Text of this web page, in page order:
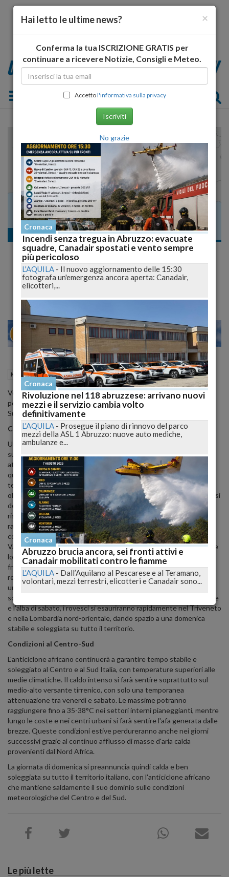
Toggle navigation
Meteo
Meteo Weekend: Venerdì tornano piogge e
temporali al Nord, anticiclone dominante al
Centro-Sud
MILANO 20 26
Meteo Roma (RM) 11 Luglio 2024 16:09
Venerdì 12 luglio, il Nord Italia si prepara a un marcato
peggioramento delle condizioni meteorologiche mentre il Centro-
Sud rimane sotto il dominio dell'anticiclone africano.
Condizioni al Nord Italia
Un significativo indebolimento del promontorio subtropicale
sull'area alpina sarà provocato dalla coda di una perturbazione
atlantica. Ciò favorirà l'arrivo di correnti umide e instabili dai
quadranti sudoccidentali, alimentando lo sviluppo di rovesci e
temporali soprattutto sulle alte pianure di Piemonte e Lombardia,
oltre che su Valle d'Aosta, Trentino-Alto Adige e i settori montuosi
del Veneto e del Friuli-Venezia Giulia. Le precipitazioni potrebbero
risultare intense, con accumuli pluviometrici che potrebbero
raggiungere tra i 50 e i 100 mm in 24 ore su alcune zone montane
come VCO, Alpi Pennine, Lepontine, Retiche, Valtellina,
Valchiavenna e Dolomiti. Non è da escludere il rischio di grandinate
localizzate e nubifragi. Le basse pianure lombarde, venete e
friulane, così come Emilia-Romagna e Liguria, potrebbero invece
registrare fenomeni più blandi e isolati. Le temperature subiranno
un calo significativo, con diminuzioni fino a 8°C nei valori massimi,
soprattutto nelle aree colpite dalle precipitazioni. Durante la notte
e l'alba di sabato, i rovesci si esauriranno rapidamente nel Triveneto
e nella Lombardia nord-orientale, dando spazio a una domenica
stabile e soleggiata su tutto il territorio.
Condizioni al Centro-Sud
L'anticiclone africano continuerà a garantire tempo stabile e
soleggiato al Centro e al Sud Italia, con temperature superiori alle
medie climatiche. Il caldo intenso si farà sentire soprattutto sul
medio-alto versante tirrenico, con solo una temporanea
attenuazione tra venerdì e sabato. Le massime potranno
raggiungere fino a 35-38°C nei settori interni pianeggianti, mentre
lungo le coste e nei centri urbani si farà sentire l'afa generata dalle
brezze. Queste condizioni estive perdureranno anche nei giorni
successivi grazie al continuo afflusso di masse d'aria calda
provenienti dal Nord Africa.
La giornata di domenica si preannuncia quindi calda e ben
soleggiata su tutto il territorio italiano, con l'anticiclone africano
che mantiene saldamente il suo dominio sulle condizioni
meteorologiche del Centro e del Sud.
Le più lette
×
Hai letto le ultime news?
Conferma la tua ISCRIZIONE GRATIS per
continuare a ricevere Notizie, Consigli e Meteo.
Accettol'informativa sulla privacy
Iscriviti
No grazie
Cronaca
Incendi senza tregua in Abruzzo: evacuate
squadre, Canadair spostati e vento sempre
più pericoloso
L'AQUILA - Il nuovo aggiornamento delle 15:30
fotografa un'emergenza ancora aperta: Canadair,
elicotteri,...
Cronaca
Rivoluzione nel 118 abruzzese: arrivano nuovi
mezzi e il servizio cambia volto
definitivamente
L'AQUILA - Prosegue il piano di rinnovo del parco
mezzi della ASL 1 Abruzzo: nuove auto mediche,
ambulanze e...
Cronaca
Abruzzo brucia ancora, sei fronti attivi e
Canadair mobilitati contro le fiamme
L'AQUILA - Dall’Aquilano al Pescarese e al Teramano,
volontari, mezzi terrestri, elicotteri e Canadair sono...